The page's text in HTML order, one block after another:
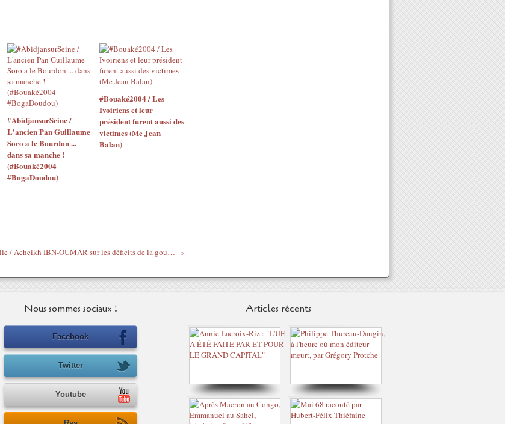
#AbidjansurSeine /
L'ancien Pan Guillaume
Soro a le Bourdon ...
dans sa manche !
(#Bouaké2004
#BogaDoudou)
#Bouaké2004 / Les
Ivoiriens et leur
président furent aussi des
victimes (Me Jean
Balan)
#Libreville / Acheikh IBN-OUMAR sur les déficits de la gouvernance démocratique en Afrique centrale (14-15 décembre 2015)
Nous sommes sociaux !
Facebook
Twitter
Youtube
Articles récents